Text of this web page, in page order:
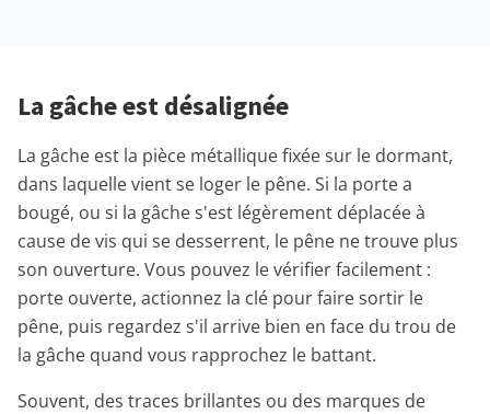
La gâche est désalignée
La gâche est la pièce métallique fixée sur le dormant,
dans laquelle vient se loger le pêne. Si la porte a
bougé, ou si la gâche s'est légèrement déplacée à
cause de vis qui se desserrent, le pêne ne trouve plus
son ouverture. Vous pouvez le vérifier facilement :
porte ouverte, actionnez la clé pour faire sortir le
pêne, puis regardez s'il arrive bien en face du trou de
la gâche quand vous rapprochez le battant.
Souvent, des traces brillantes ou des marques de